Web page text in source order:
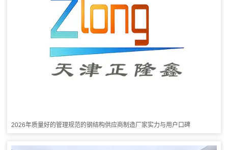
2026年质量好的管理规范的钢结构供应商制造厂家实力与用户口碑